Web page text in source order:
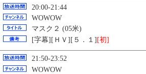
20:00-21:44
WOWOW
マスク２ (05米)
[字幕][ＨＶ][５．１] [初]
21:50-23:52
WOWOW